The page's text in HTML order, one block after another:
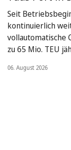
Seit
kontinuierlich
vollautomatische
zu 65 Mio. TEU
06. August 2026